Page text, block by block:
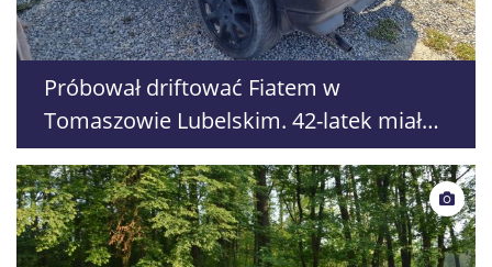
Próbował driftować Fiatem w
Tomaszowie Lubelskim. 42-latek miał
ponad 1,5 promila alkoholu